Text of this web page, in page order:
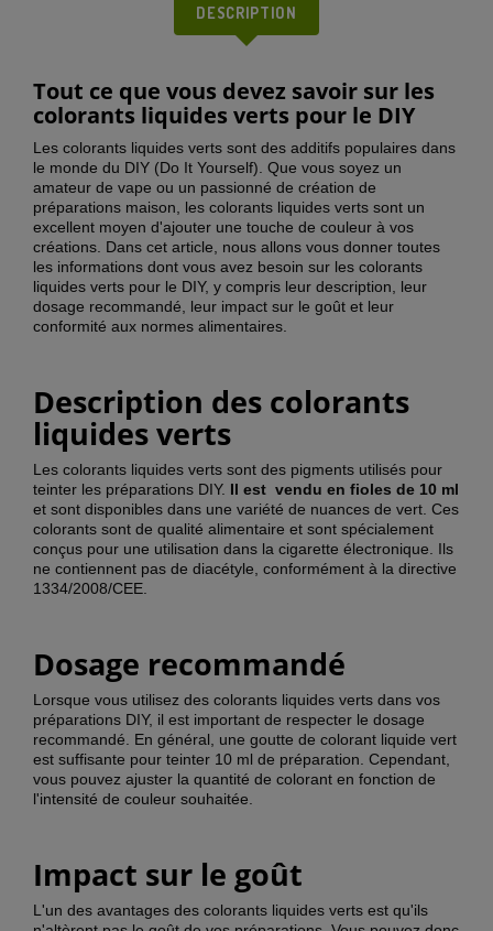
DESCRIPTION
Tout ce que vous devez savoir sur les
colorants liquides verts pour le DIY
Les colorants liquides verts sont des additifs populaires dans
le monde du DIY (Do It Yourself). Que vous soyez un
amateur de vape ou un passionné de création de
préparations maison, les colorants liquides verts sont un
excellent moyen d'ajouter une touche de couleur à vos
créations. Dans cet article, nous allons vous donner toutes
les informations dont vous avez besoin sur les colorants
liquides verts pour le DIY, y compris leur description, leur
dosage recommandé, leur impact sur le goût et leur
conformité aux normes alimentaires.
Description des colorants
liquides verts
Les colorants liquides verts sont des pigments utilisés pour
teinter les préparations DIY. Il est vendu en fioles de 10 ml
et sont disponibles dans une variété de nuances de vert. Ces
colorants sont de qualité alimentaire et sont spécialement
conçus pour une utilisation dans la cigarette électronique. Ils
ne contiennent pas de diacétyle, conformément à la directive
1334/2008/CEE.
Dosage recommandé
Lorsque vous utilisez des colorants liquides verts dans vos
préparations DIY, il est important de respecter le dosage
recommandé. En général, une goutte de colorant liquide vert
est suffisante pour teinter 10 ml de préparation. Cependant,
vous pouvez ajuster la quantité de colorant en fonction de
l'intensité de couleur souhaitée.
Impact sur le goût
L'un des avantages des colorants liquides verts est qu'ils